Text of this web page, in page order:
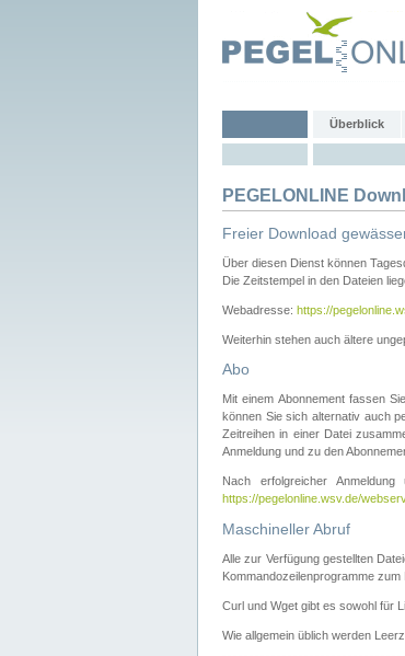
Überblick
PEGELONLINE
Freier Download
Über diesen Dienst können
Die Zeitstempel in den Dateien
Webadresse: https://
Weiterhin stehen auch ältere
Abo
Mit einem Abonnement fassen
können Sie sich alternativ auch
Zeitreihen in einer Datei
Anmeldung und zu den
Nach erfolgreicher
https://pegelonline.wsv.de/
Maschineller Abruf
Alle zur Verfügung gestellten
Kommandozeilenprogramme
Curl und Wget gibt es sowohl für
Wie allgemein üblich werden